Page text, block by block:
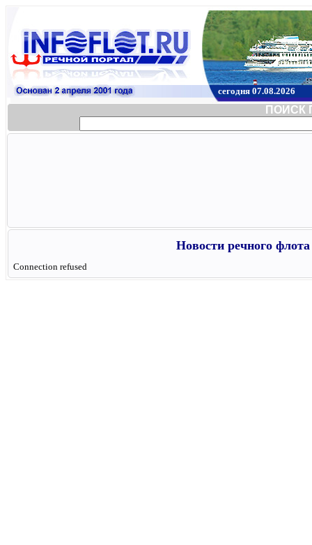
сегодня 07.08.2026
ПОИСК
Новости речного
Connection refused